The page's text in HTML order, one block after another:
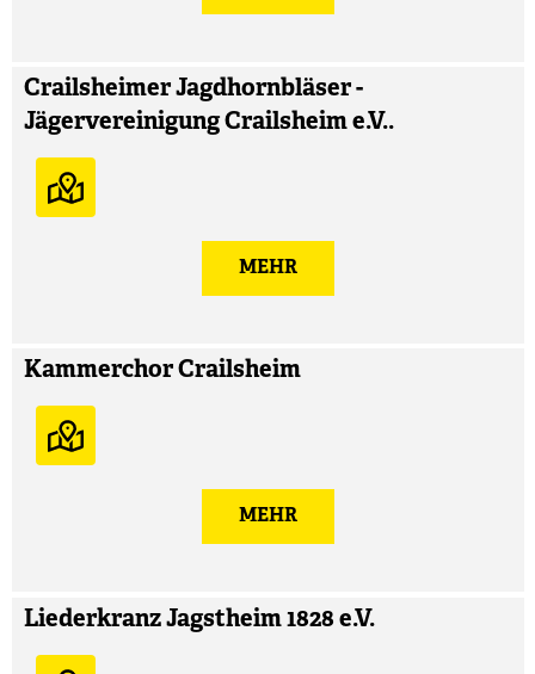
Crailsheimer Jagdhornbläser -
Jägervereinigung Crailsheim e.V..
MEHR
Kammerchor Crailsheim
MEHR
Liederkranz Jagstheim 1828 e.V.